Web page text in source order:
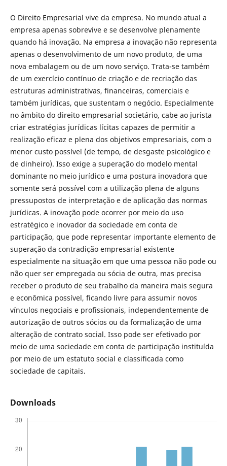
O Direito Empresarial vive da empresa. No mundo atual a
empresa apenas sobrevive e se desenvolve plenamente
quando há inovação. Na empresa a inovação não representa
apenas o desenvolvimento de um novo produto, de uma
nova embalagem ou de um novo serviço. Trata-se também
de um exercício contínuo de criação e de recriação das
estruturas administrativas, financeiras, comerciais e
também jurídicas, que sustentam o negócio. Especialmente
no âmbito do direito empresarial societário, cabe ao jurista
criar estratégias jurídicas lícitas capazes de permitir a
realização eficaz e plena dos objetivos empresariais, com o
menor custo possível (de tempo, de desgaste psicológico e
de dinheiro). Isso exige a superação do modelo mental
dominante no meio jurídico e uma postura inovadora que
somente será possível com a utilização plena de alguns
pressupostos de interpretação e de aplicação das normas
jurídicas. A inovação pode ocorrer por meio do uso
estratégico e inovador da sociedade em conta de
participação, que pode representar importante elemento de
superação da contradição empresarial existente
especialmente na situação em que uma pessoa não pode ou
não quer ser empregada ou sócia de outra, mas precisa
receber o produto de seu trabalho da maneira mais segura
e econômica possível, ficando livre para assumir novos
vínculos negociais e profissionais, independentemente de
autorização de outros sócios ou da formalização de uma
alteração de contrato social. Isso pode ser efetivado por
meio de uma sociedade em conta de participação instituída
por meio de um estatuto social e classificada como
sociedade de capitais.
Downloads